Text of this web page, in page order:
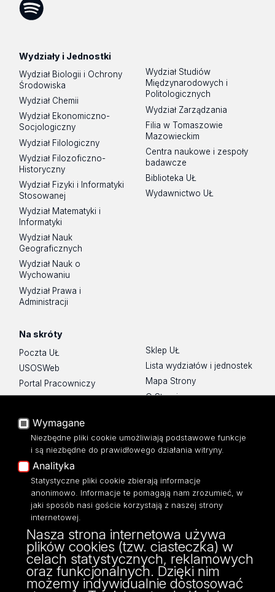
Wydziały i Jednostki
Wydział Biologii i Ochrony
Środowiska
Wydział Chemii
Wydział Ekonomiczno-
Socjologiczny
Wydział Filologiczny
Wydział Filozoficzno-
Historyczny
Wydział Fizyki i Informatyki
Stosowanej
Wydział Matematyki i
Informatyki
Wydział Nauk
Geograficznych
Wydział Nauk o
Wychowaniu
Wydział Prawa i
Administracji
Wydział Studiów
Międzynarodowych i
Politologicznych
Wydział Zarządzania
Filia w Tomaszowie
Mazowieckim
Centra naukowe i zespoły
badawcze
Biblioteka UŁ
Wydawnictwo UŁ
Na skróty
Poczta UŁ
USOSWeb
Portal Pracowniczy
Baza Aktów Własnych
Moodle
Eksperci UŁ
Polityka Prywatności
Dostępność
Sklep UŁ
Lista wydziałów i jednostek
Mapa Strony
O Stronie
ul. Narutowicza 68, 90-136 Łódź
NIP: 724 000 32 43
Adres do doręczeń elektronicznych (ADE):
AE:PL-74796-17640-IHHIV-17
KONTAKT
Wymagane
Niezbędne pliki cookie umożliwiają podstawowe funkcje
i są niezbędne do prawidłowego działania witryny.
Analityka
Statystyczne pliki cookie zbierają informacje
anonimowo. Informacje te pomagają nam zrozumieć, w
jaki sposób nasi goście korzystają z naszej strony
internetowej.
Nasza strona internetowa używa
plików cookies (tzw. ciasteczka) w
celach statystycznych, reklamowych
oraz funkcjonalnych. Dzięki nim
możemy indywidualnie dostosować